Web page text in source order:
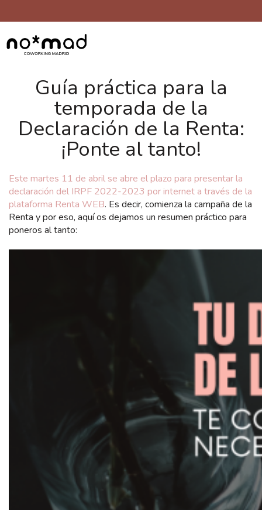
Guía práctica para la
temporada de la
Declaración de la Renta:
¡Ponte al tanto!
Este martes 11 de abril se abre el plazo para presentar la
declaración del IRPF 2022-2023 por internet a través de la
plataforma Renta WEB. Es decir, comienza la campaña de la
Renta y por eso, aquí os dejamos un resumen práctico para
poneros al tanto: